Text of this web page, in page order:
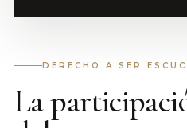
DERECHO A SER
La